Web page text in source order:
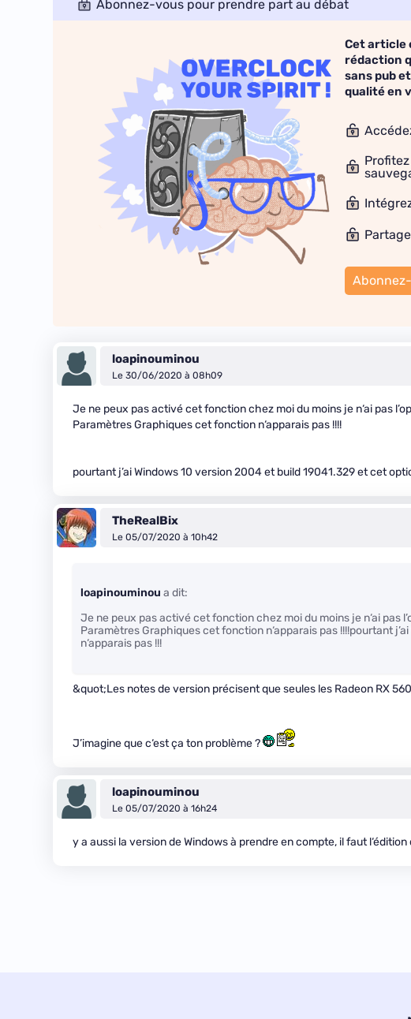
Abonnez-vous pour prendre part au débat
Cet article
rédaction
sans pub
qualité en
loapinouminou
Le 30/06/2020 à 08h09
Je ne peux pas activé cet fonction chez moi du moins je n‘ai pas
Paramètres Graphiques cet fonction n‘apparais pas !!!!
pourtant j’ai Windows 10 version 2004 et build 19041.329 et cet
TheRealBix
Le 05/07/2020 à 10h42
loapinouminou a dit:
Je ne peux pas activé cet fonction chez moi du moins je n‘ai pas
Paramètres Graphiques cet fonction n‘apparais pas !!!!pourtant
n‘apparais pas !!!
&quot;Les notes de version précisent que seules les Radeon RX
J’imagine que c‘est ça ton problème ?
loapinouminou
Le 05/07/2020 à 16h24
y a aussi la version de Windows à prendre en compte, il faut l‘édition